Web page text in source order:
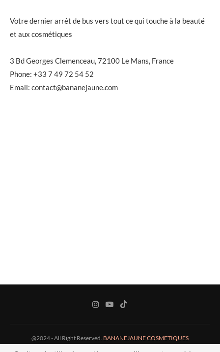
Votre dernier arrêt de bus vers tout ce qui touche à la beauté
et aux cosmétiques
3 Bd Georges Clemenceau, 72100 Le Mans, France
Phone: +33 7 49 72 54 52
Email: contact@bananejaune.com
@2024 - All Right Reserved. BANANEJAUNE COSMETIQUES